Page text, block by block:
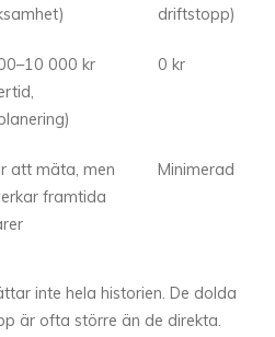
driftstopp)
000 kr
0 kr
att mäta, men
framtida
Minimerad
inte hela historien. De dolda
är ofta större än de direkta.